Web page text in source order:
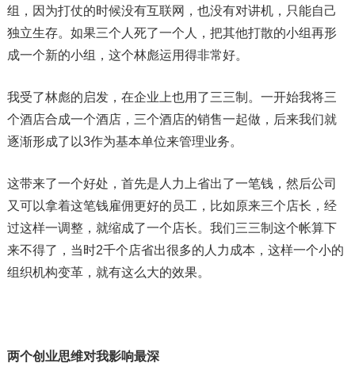
组，因为打仗的时候没有互联网，也没有对讲机，只能自己
独立生存。如果三个人死了一个人，把其他打散的小组再形
成一个新的小组，这个林彪运用得非常好。
我受了林彪的启发，在企业上也用了三三制。一开始我将三
个酒店合成一个酒店，三个酒店的销售一起做，后来我们就
逐渐形成了以3作为基本单位来管理业务。
这带来了一个好处，首先是人力上省出了一笔钱，然后公司
又可以拿着这笔钱雇佣更好的员工，比如原来三个店长，经
过这样一调整，就缩成了一个店长。我们三三制这个帐算下
来不得了，当时2千个店省出很多的人力成本，这样一个小的
组织机构变革，就有这么大的效果。
两个创业思维对我影响最深